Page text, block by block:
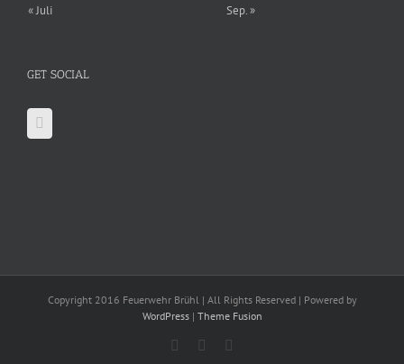
« Juli
Sep. »
GET SOCIAL
Copyright 2016 Feuerwehr Brühl | All Rights Reserved | Powered by
WordPress| Theme Fusion
Facebook